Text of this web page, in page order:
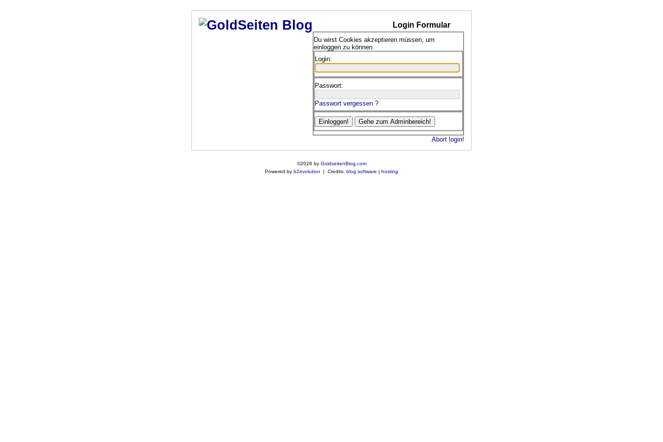
Login Formular
Du wirst Cookies akzeptieren müssen, um
einloggen zu können.
Login:
Passwort:
Passwort vergessen ?
Abort login!
©2026 by GoldseitenBlog.com
Powered by b2evolution | Credits: blog software hosting